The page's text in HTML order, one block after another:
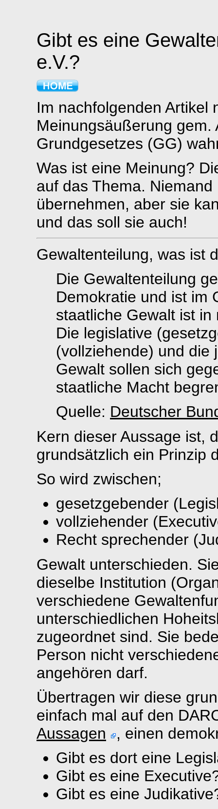
Gibt es eine
e.V.?
Im nachfolgenden Artikel
Meinungsäußerung gem.
Grundgesetzes (GG)
Was ist eine Meinung?
auf das Thema.
übernehmen, aber sie
und das soll sie auch!
Gewaltenteilung, was ist
Die Gewaltenteilung
Demokratie und ist im
staatliche Gewalt ist
Die legislative
(vollziehende) und die
Gewalt sollen sich
staatliche Macht
Quelle: Deutscher
Kern dieser Aussage ist,
grundsätzlich ein Prinzip
So wird zwischen;
gesetzgebender
vollziehender
Recht sprechender
Gewalt unterschieden.
dieselbe Institution
verschiedene
unterschiedlichen
zugeordnet sind. Sie
Person nicht
angehören darf.
Übertragen wir diese
einfach mal auf den
Aussagen
, einen
Gibt es dort eine
Gibt es eine
Gibt es eine